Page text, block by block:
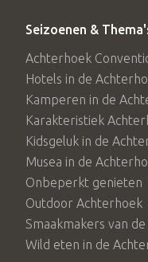
Seizoenen &
Achterhoek
Hotels in de
Kamperen in de
Karakteristiek
Kidsgeluk in de
Musea in de
Onbeperkt genieten
Outdoor Achterhoek
Smaakmakers van
Wild eten in de